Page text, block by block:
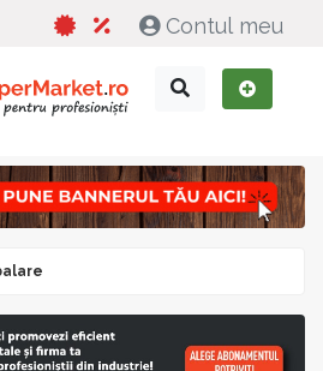
Contul meu